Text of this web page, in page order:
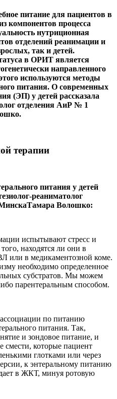
питание для пациентов в
компонентов процесса
нутриционная
отделений реанимации и
так и детей.
в ОРИТ является
направленного
используются методы
питания. О современных
(ЭП) у детей рассказала
отделения АиР № 1
терапии
реаниматолог
Волошко:
испытывают стресс и
находятся ли они в
или в медикаментозной коме.
необходимо определенное
субстратов. Мы можем
парентеральным способом.
по питанию
питания. Так,
и зондовое питание, и
смести, которые пациент
глотками или через
к энтеральному питанию
в ЖКТ, минуя ротовую